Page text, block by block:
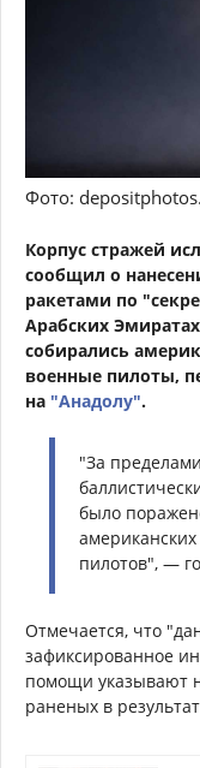
Фото:
Корпус стражей
сообщил о
ракетами по
Арабских
собирались
военные пилоты,
на "Анадолу".
"За
было
пилотов", —
Отмечается, что
зафиксированное
помощи указывают
раненых в